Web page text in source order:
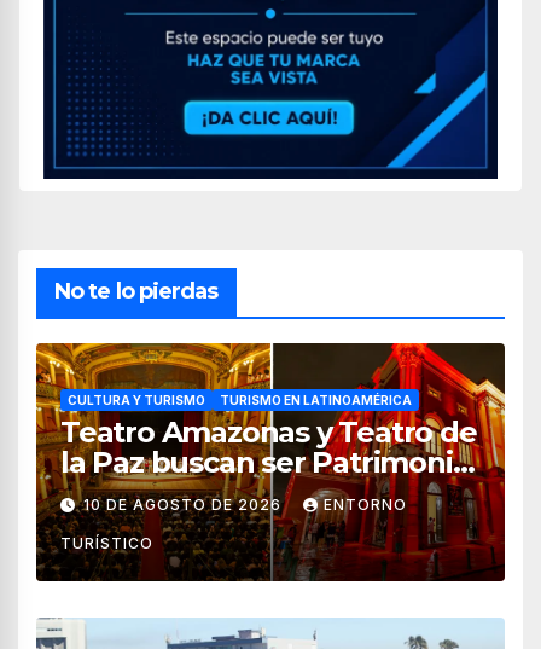
No te lo pierdas
CULTURA Y TURISMO TURISMO EN LATINOAMÉRICA
Teatro Amazonas y Teatro de
la Paz buscan ser Patrimonio
Mundial de la Unesco
10 DE AGOSTO DE 2026 ENTORNO
TURÍSTICO